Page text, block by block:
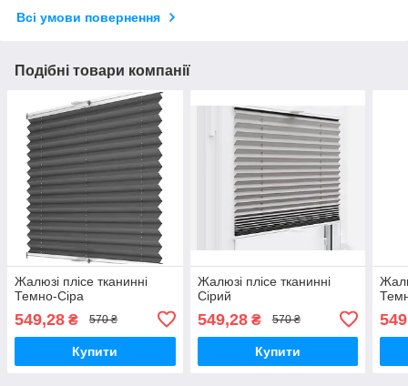
Всі умови повернення
Подібні товари компанії
Жалюзі плісе тканинні
Темно-Сіра
549,28 ₴ 570 ₴
Купити
Жалюзі плісе тканинні
Сірий
549,28₴ 570 ₴
Купити